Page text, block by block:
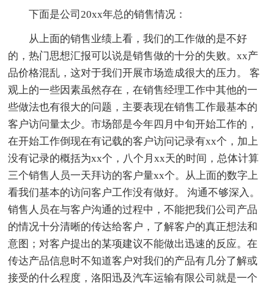
下面是公司20xx年总的销售情况：
从上面的销售业绩上看，我们的工作做的是不好
的，热门思想汇报可以说是销售做的十分的失败。xx产
品价格混乱，这对于我们开展市场造成很大的压力。 客
观上的一些因素虽然存在，在销售经理工作中其他的一
些做法也有很大的问题，主要表现在销售工作最基本的
客户访问量太少。市场部是今年四月中旬开始工作的，
在开始工作倒现在有记载的客户访问记录有xx个，加上
没有记录的概括为xx个，八个月xx天的时间，总体计算
三个销售人员一天拜访的客户量xx个。从上面的数字上
看我们基本的访问客户工作没有做好。 沟通不够深入。
销售人员在与客户沟通的过程中，不能把我们公司产品
的情况十分清晰的传达给客户，了解客户的真正想法和
意图；对客户提出的某项建议不能做出迅速的反应。在
传达产品信息时不知道客户对我们的产品有几分了解或
接受的什么程度，洛阳迅及汽车运输有限公司就是一个